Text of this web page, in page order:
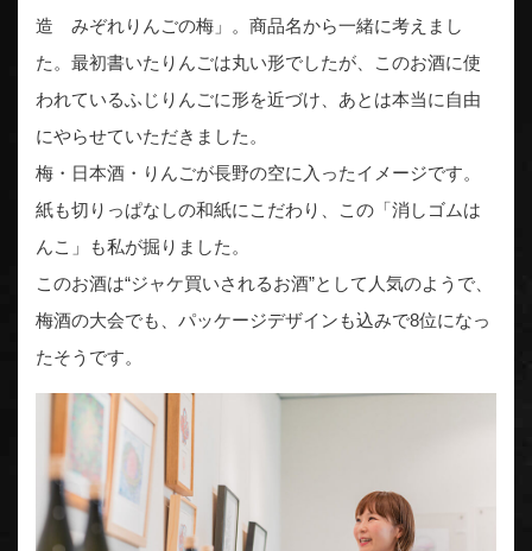
造 みぞれりんごの梅」。商品名から一緒に考えまし
た。最初書いたりんごは丸い形でしたが、このお酒に使
われているふじりんごに形を近づけ、あとは本当に自由
にやらせていただきました。
梅・日本酒・りんごが長野の空に入ったイメージです。
紙も切りっぱなしの和紙にこだわり、この「消しゴムは
んこ」も私が掘りました。
このお酒は“ジャケ買いされるお酒”として人気のようで、
梅酒の大会でも、パッケージデザインも込みで8位になっ
たそうです。